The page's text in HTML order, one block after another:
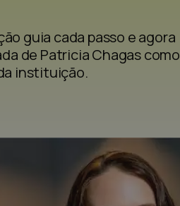
guia cada passo e agora
de Patricia Chagas como
instituição.